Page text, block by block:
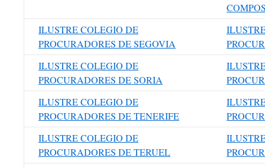
ILUSTRE COLEGIO DE
PROCURADORES DE SEGOVIA
ILUSTRE COLEGIO DE
PROCURADORES DE SORIA
ILUSTRE COLEGIO DE
PROCURADORES DE TENERIFE
ILUSTRE COLEGIO DE
PROCURADORES DE TERUEL